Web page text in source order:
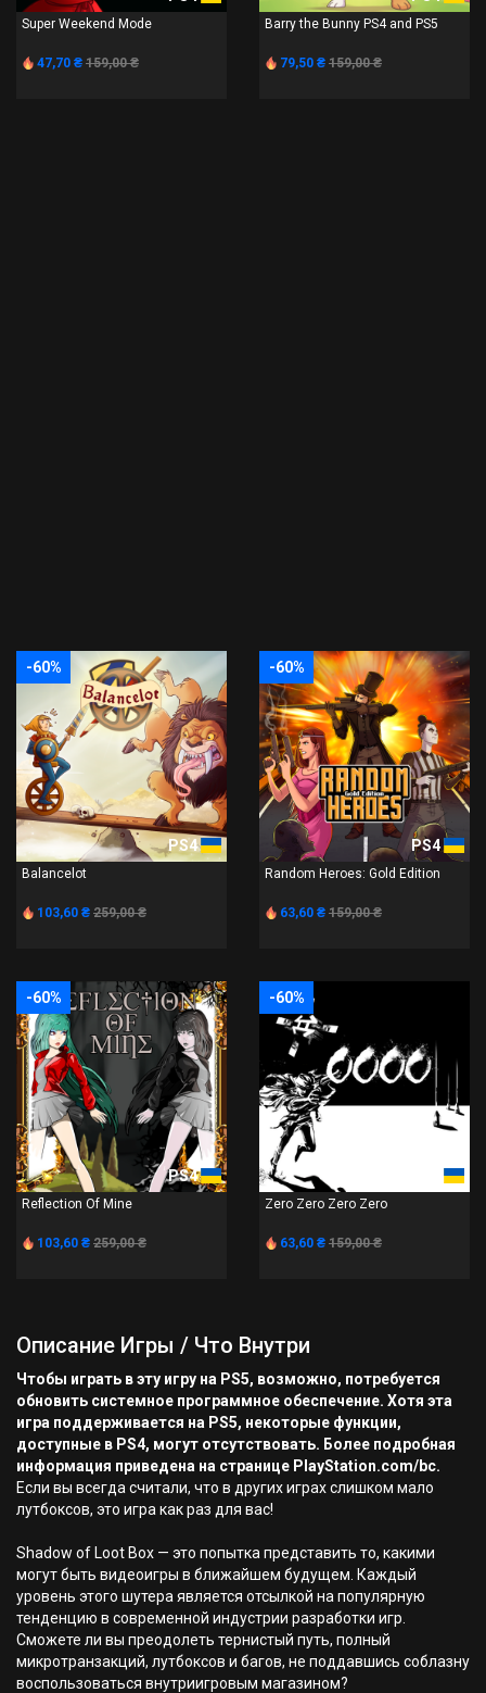
Super Weekend Mode
47,70 ₴ 159,00 ₴
Barry the Bunny PS4 and PS5
79,50 ₴ 159,00 ₴
-60%
PS4
Balancelot
103,60 ₴ 259,00 ₴
-60%
PS4
Random Heroes: Gold Edition
63,60 ₴ 159,00 ₴
-60%
PS4
Reflection Of Mine
103,60 ₴ 259,00 ₴
-60%
PS4
Zero Zero Zero Zero
63,60 ₴ 159,00 ₴
Описание Игры / Что Внутри
Чтобы играть в эту игру на PS5, возможно, потребуется
обновить системное программное обеспечение. Хотя эта
игра поддерживается на PS5, некоторые функции,
доступные в PS4, могут отсутствовать. Более подробная
информация приведена на странице PlayStation.com/bc.
Если вы всегда считали, что в других играх слишком мало
лутбоксов, это игра как раз для вас!
Shadow of Loot Box — это попытка представить то, какими
могут быть видеоигры в ближайшем будущем. Каждый
уровень этого шутера является отсылкой на популярную
тенденцию в современной индустрии разработки игр.
Сможете ли вы преодолеть тернистый путь, полный
микротранзакций, лутбоксов и багов, не поддавшись соблазну
воспользоваться внутриигровым магазином?